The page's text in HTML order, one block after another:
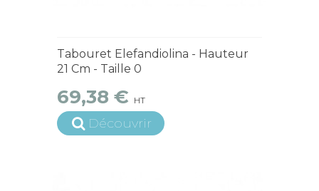
Tabouret Elefandiolina - Hauteur
21 Cm - Taille 0
69,38 € HT
Découvrir